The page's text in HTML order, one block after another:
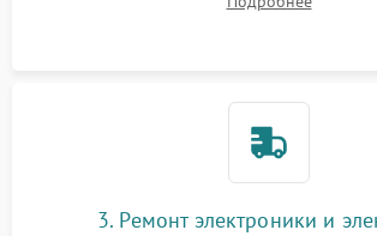
крестовины на износ, а манжеты люка
3. Ремонт электроники и